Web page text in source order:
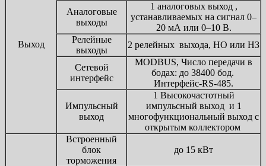
Выход
Аналоговые
выходы
1 аналоговых выход ,
устанавливаемых на сигнал 0–
20 мА или 0–10 В.
Релейные
выходы
2 релейных выхода, НО или НЗ
Сетевой
интерфейс
MODBUS, Число передачи в
бодах: до 38400 бод.
Интерфейс-RS-485.
Импульсный
выход
1 Высокочастотный
импульсный выход и 1
многофункциональный выход с
открытым коллектором
Встроенный
блок
торможения
до 15 кВт